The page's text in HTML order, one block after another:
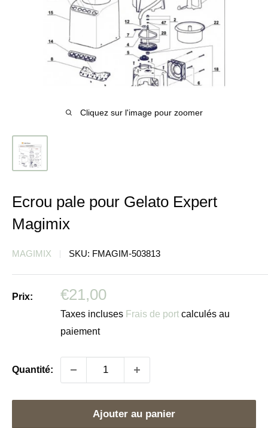
Cliquez sur l'image pour zoomer
Ecrou pale pour Gelato Expert
Magimix
MAGIMIX SKU: FMAGIM-503813
Prix:
Prix
réduit
€21,00
Taxes incluses Frais de port calculés au
paiement
Quantité:
Ajouter au panier